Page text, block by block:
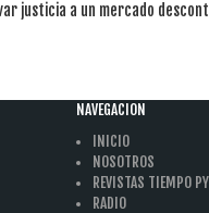
justicia a un mercado
NAVEGACION
INICIO
NOSOTROS
REVISTAS TIEMPO
RADIO